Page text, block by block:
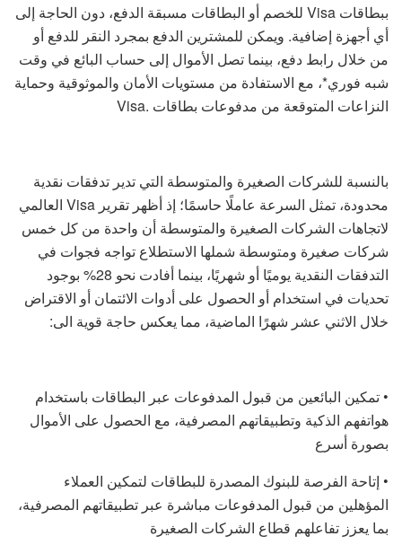
ببطاقات Visa للخصم أو البطاقات مسبقة الدفع، دون الحاجة إلى
أي أجهزة إضافية. ويمكن للمشترين الدفع بمجرد النقر للدفع أو
من خلال رابط دفع، بينما تصل الأموال إلى حساب البائع في وقت
شبه فوري*، مع الاستفادة من مستويات الأمان والموثوقية وحماية
النزاعات المتوقعة من مدفوعات بطاقات .Visa
بالنسبة للشركات الصغيرة والمتوسطة التي تدير تدفقات نقدية
محدودة، تمثل السرعة عاملًا حاسمًا؛ إذ أظهر تقرير Visa العالمي
لاتجاهات الشركات الصغيرة والمتوسطة أن واحدة من كل خمس
شركات صغيرة ومتوسطة شملها الاستطلاع تواجه فجوات في
التدفقات النقدية يوميًا أو شهريًا، بينما أفادت نحو 28% بوجود
تحديات في استخدام أو الحصول على أدوات الائتمان أو الاقتراض
خلال الاثني عشر شهرًا الماضية، مما يعكس حاجة قوية الى:
• تمكين البائعين من قبول المدفوعات عبر البطاقات باستخدام
هواتفهم الذكية وتطبيقاتهم المصرفية، مع الحصول على الأموال
بصورة أسرع
• إتاحة الفرصة للبنوك المصدرة للبطاقات لتمكين العملاء
المؤهلين من قبول المدفوعات مباشرة عبر تطبيقاتهم المصرفية،
بما يعزز تفاعلهم قطاع الشركات الصغيرة